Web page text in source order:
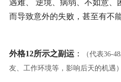
遇难、 逆境、病弱、不如意、
而导致意外的失败，甚至有不
外格12所示之副运 ：
（代表36-
友、工作环境等，影响后天的机遇）